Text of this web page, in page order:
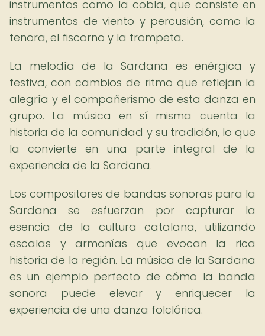
instrumentos como la cobla, que consiste en
instrumentos de viento y percusión, como la
tenora, el fiscorno y la trompeta.
La melodía de la Sardana es enérgica y
festiva, con cambios de ritmo que reflejan la
alegría y el compañerismo de esta danza en
grupo. La música en sí misma cuenta la
historia de la comunidad y su tradición, lo que
la convierte en una parte integral de la
experiencia de la Sardana.
Los compositores de bandas sonoras para la
Sardana se esfuerzan por capturar la
esencia de la cultura catalana, utilizando
escalas y armonías que evocan la rica
historia de la región. La música de la Sardana
es un ejemplo perfecto de cómo la banda
sonora puede elevar y enriquecer la
experiencia de una danza folclórica.